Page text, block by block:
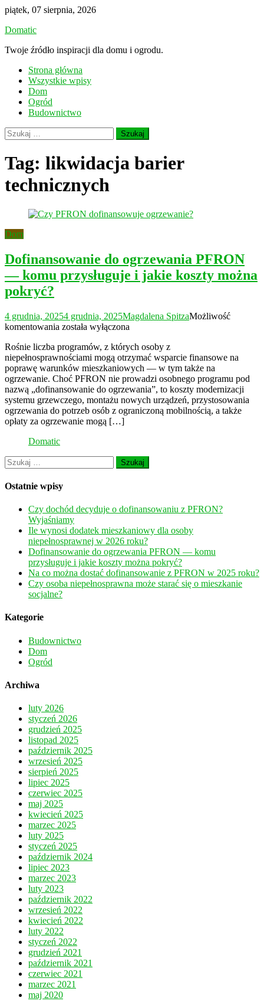
Skip
content
piątek, 07 sierpnia, 2026
Domatic
Twoje źródło inspiracji dla domu i ogrodu.
Strona główna
Wszystkie wpisy
Dom
Ogród
Budownictwo
Szukaj:
Tag: likwidacja barier
technicznych
Dom
Dofinansowanie do ogrzewania PFRON
— komu przysługuje i jakie koszty można
pokryć?
4 grudnia, 20254 grudnia, 2025Magdalena SpitzaMożliwość
komentowania Dofinansowanie
ogrzewania
PFRON
—
komu
przysługuje
i
jakie
koszty
została wyłączona
Rośnie liczba programów, z których osoby z
niepełnosprawnościami mogą otrzymać wsparcie finansowe na
poprawę warunków mieszkaniowych — w tym także na
ogrzewanie. Choć PFRON nie prowadzi osobnego programu pod
nazwą „dofinansowanie do ogrzewania”, to koszty modernizacji
systemu grzewczego, montażu nowych urządzeń, przystosowania
ogrzewania do potrzeb osób z ograniczoną mobilnością, a także
opłaty za ogrzewanie mogą […]
Domatic
Szukaj:
Ostatnie wpisy
Czy dochód decyduje o dofinansowaniu z PFRON?
Wyjaśniamy
Ile wynosi dodatek mieszkaniowy dla osoby
niepełnosprawnej w 2026 roku?
Dofinansowanie do ogrzewania PFRON — komu
przysługuje i jakie koszty można pokryć?
Na co można dostać dofinansowanie z PFRON w 2025 roku?
Czy osoba niepełnosprawna może starać się o mieszkanie
socjalne?
Kategorie
Budownictwo
Dom
Ogród
Archiwa
luty 2026
styczeń 2026
grudzień 2025
listopad 2025
październik 2025
wrzesień 2025
sierpień 2025
lipiec 2025
czerwiec 2025
maj 2025
kwiecień 2025
marzec 2025
luty 2025
styczeń 2025
październik 2024
lipiec 2023
marzec 2023
luty 2023
październik 2022
wrzesień 2022
kwiecień 2022
luty 2022
styczeń 2022
grudzień 2021
październik 2021
czerwiec 2021
marzec 2021
maj 2020